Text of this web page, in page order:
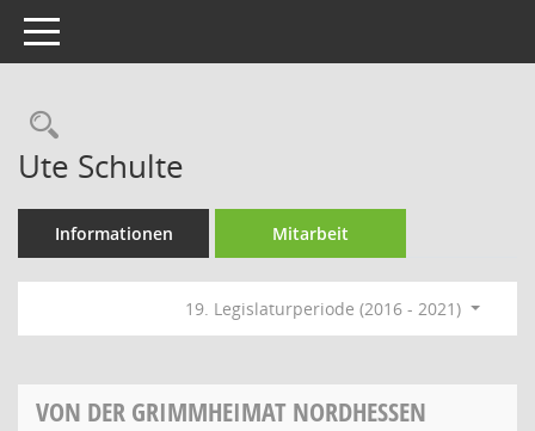
Toggle navigation
Rechercheauswahl
Ute Schulte
Informationen Mitarbeit
19. Legislaturperiode (2016 - 2021)
VON DER GRIMMHEIMAT NORDHESSEN